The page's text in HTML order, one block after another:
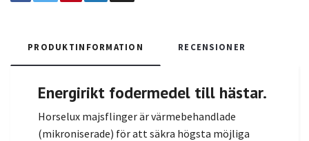
PRODUKTINFORMATION RECENSIONER
Energirikt fodermedel till hästar.
Horselux majsflinger är värmebehandlade
(mikroniserade) för att säkra högsta möjliga